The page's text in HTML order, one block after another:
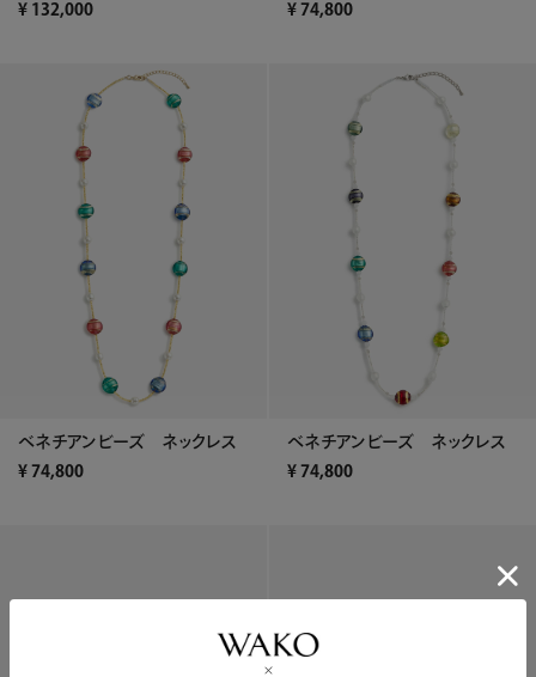
¥ 132,000
¥ 74,800
ベネチアンビーズ ネックレス
¥ 74,800
ベネチアンビーズ ネックレス
¥ 74,800